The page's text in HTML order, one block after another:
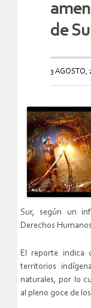
de
3 AGOSTO,
Sur, según un
Derechos
El reporte indica
territorios
naturales, por lo
al pleno goce de